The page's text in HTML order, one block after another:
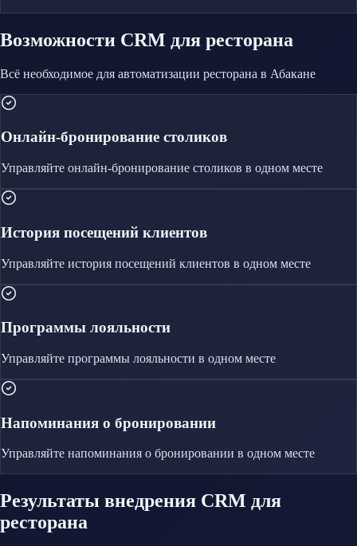
Возможности CRM для ресторана
Всё необходимое для автоматизации ресторана в Абакане
Онлайн-бронирование столиков
Управляйте онлайн-бронирование столиков в одном месте
История посещений клиентов
Управляйте история посещений клиентов в одном месте
Программы лояльности
Управляйте программы лояльности в одном месте
Напоминания о бронировании
Управляйте напоминания о бронировании в одном месте
Результаты внедрения CRM для
ресторана